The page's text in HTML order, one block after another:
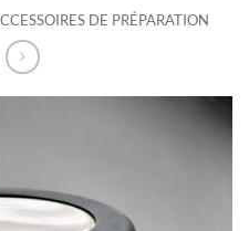
DE PRÉPARATION